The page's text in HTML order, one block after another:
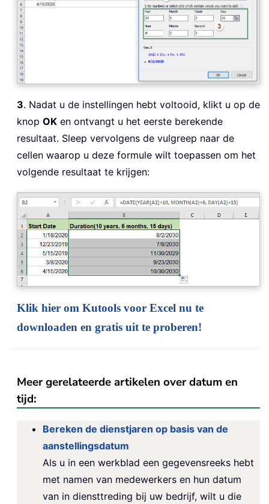
3. Nadat u de instellingen hebt voltooid, klikt u op de
knop OK en ontvangt u het eerste berekende
resultaat. Sleep vervolgens de vulgreep naar de
cellen waarop u deze formule wilt toepassen om het
volgende resultaat te krijgen:
Klik hier om Kutools voor Excel nu te
downloaden en gratis uit te proberen!
Meer gerelateerde artikelen over datum en
tijd:
Bereken de dienstjaren op basis van de
aanstellingsdatum
Als u in een werkblad een gegevensreeks hebt
met namen van medewerkers en hun datum
van in diensttreding bij uw bedrijf, wilt u die